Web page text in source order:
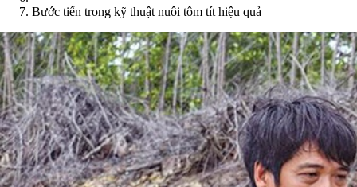
Bước tiến trong kỹ thuật nuôi tôm tít hiệu quả